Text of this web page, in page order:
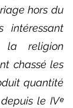
hors du
intéressant
la religion
chassé les
quantité
le IVᵉ